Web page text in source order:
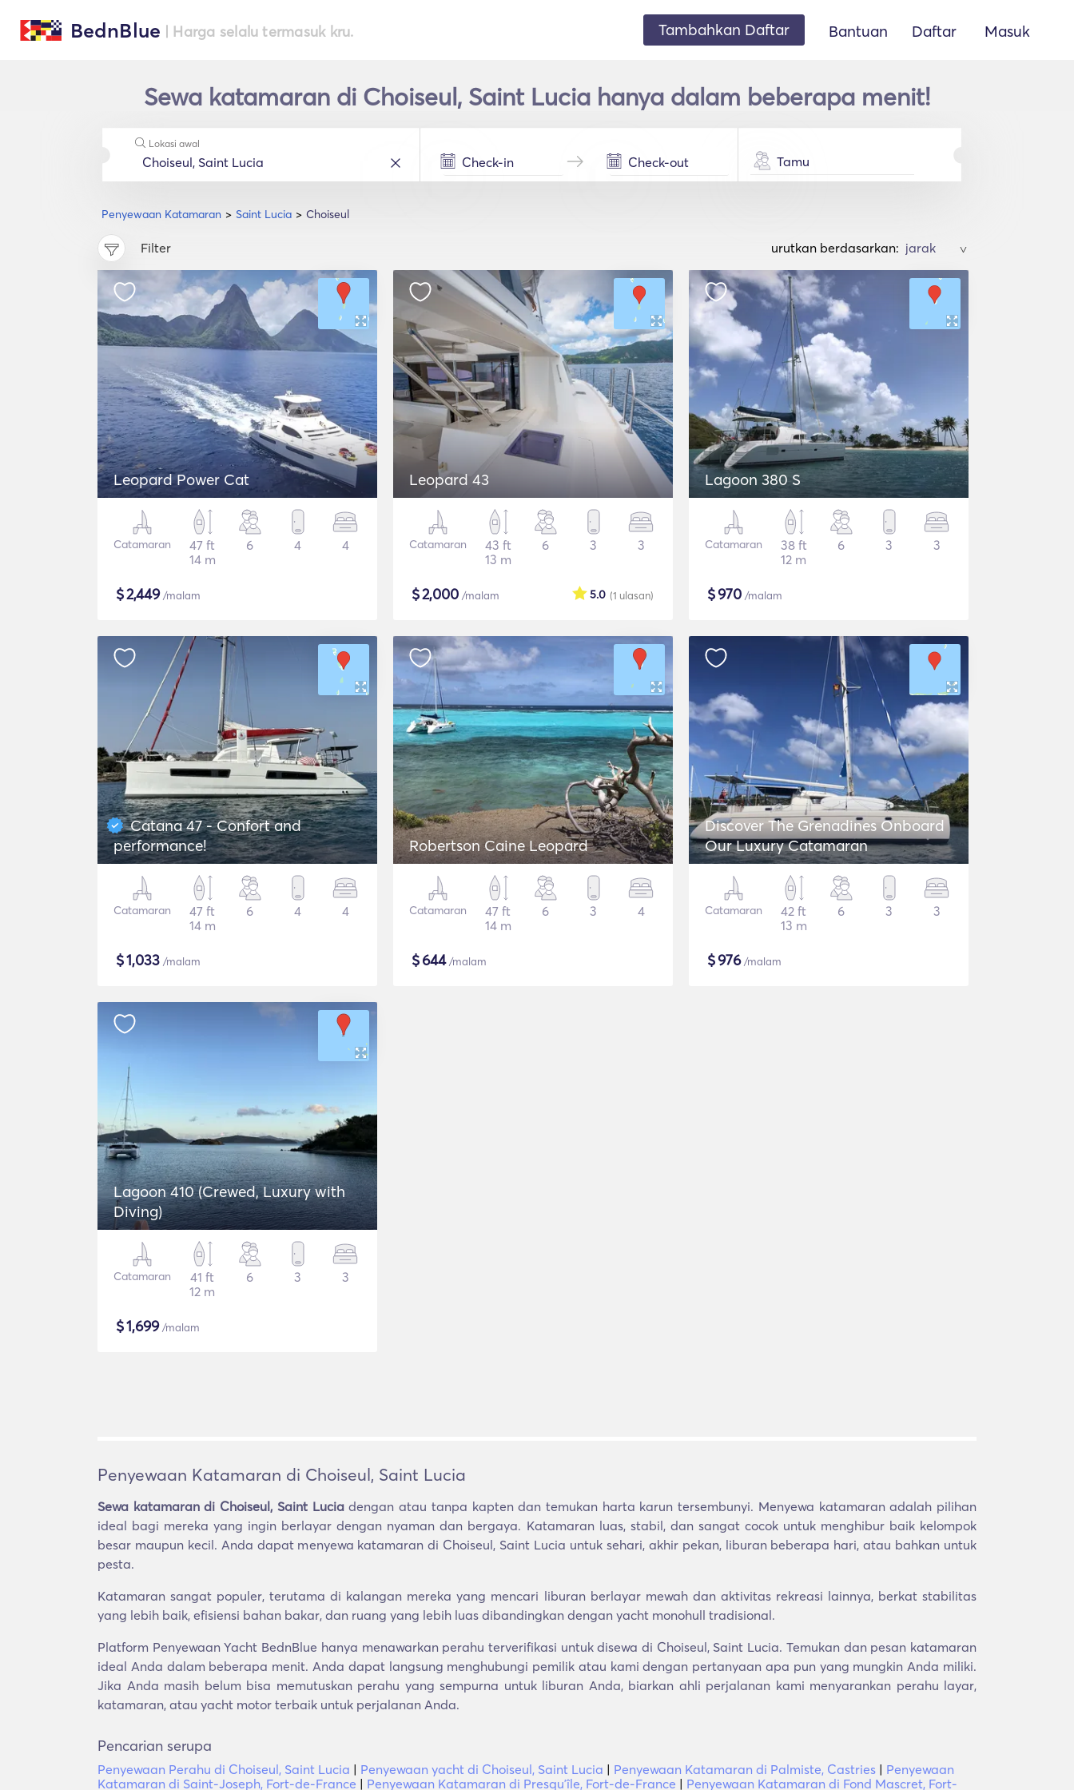
BednBlue | Harga selalu termasuk kru. Tambahkan Daftar Bantuan Daftar Masuk
Sewa katamaran di Choiseul, Saint Lucia hanya dalam beberapa menit!
Penyewaan Katamaran Saint Lucia Choiseul
Lokasi awal
Tamu
Filter urutkan berdasarkan: >
Leopard Power Cat
Catamaran
47 ft
14 m
6 4 4
$2,449/malam
Leopard 43
Catamaran
43 ft
13 m
6 3 3
$2,000 /malam (1 ulasan)
5.0
Lagoon 380 S
Catamaran
38 ft
12 m
6 3 3
$970 /malam
Catana 47 - Confort and
performance!
Catamaran
47 ft
14 m
6 4 4
$1,033 /malam
Robertson Caine Leopard
Catamaran
47 ft
14 m
6 3 4
$644/malam
Discover The Grenadines Onboard
Our Luxury Catamaran
Catamaran
42 ft
13 m
6 3 3
$976/malam
Lagoon 410 (Crewed, Luxury with
Diving)
Catamaran
41 ft
12 m
6 3 3
$1,699/malam
Penyewaan Katamaran di Choiseul, Saint Lucia
Sewa katamaran di Choiseul, Saint Luciadengan atau tanpa kapten dan temukan harta karun tersembunyi. Menyewa katamaran adalah pilihan
ideal bagi mereka yang ingin berlayar dengan nyaman dan bergaya. Katamaran luas, stabil, dan sangat cocok untuk menghibur baik kelompok
besar maupun kecil. Anda dapat menyewa katamaran di Choiseul, Saint Lucia untuk sehari, akhir pekan, liburan beberapa hari, atau bahkan untuk
pesta.
Katamaran sangat populer, terutama di kalangan mereka yang mencari liburan berlayar mewah dan aktivitas rekreasi lainnya, berkat stabilitas
yang lebih baik, efisiensi bahan bakar, dan ruang yang lebih luas dibandingkan dengan yacht monohull tradisional.
Platform Penyewaan Yacht BednBlue hanya menawarkan perahu terverifikasi untuk disewa di Choiseul, Saint Lucia. Temukan dan pesan katamaran
ideal Anda dalam beberapa menit. Anda dapat langsung menghubungi pemilik atau kami dengan pertanyaan apa pun yang mungkin Anda miliki.
Jika Anda masih belum bisa memutuskan perahu yang sempurna untuk liburan Anda, biarkan ahli perjalanan kami menyarankan perahu layar,
katamaran, atau yacht motor terbaik untuk perjalanan Anda.
Pencarian serupa
Penyewaan Perahu di Choiseul, Saint Lucia | Penyewaan yacht di Choiseul, Saint Lucia | Penyewaan Katamaran di Palmiste, Castries | Penyewaan
Katamaran di Saint-Joseph, Fort-de-France | Penyewaan Katamaran di Presquʼîle, Fort-de-France | Penyewaan Katamaran di Fond Mascret, Fort-